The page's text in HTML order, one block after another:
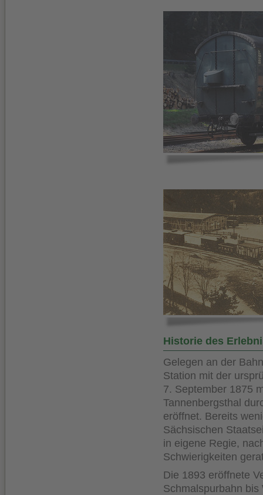
Historie des
Gelegen an der
Station mit der
7. September 1875
Tannenbergsthal
eröffnet. Bereits
Sächsischen
in eigene Regie,
Schwierigkeiten
Die 1893 eröffnete
Schmalspurbahn